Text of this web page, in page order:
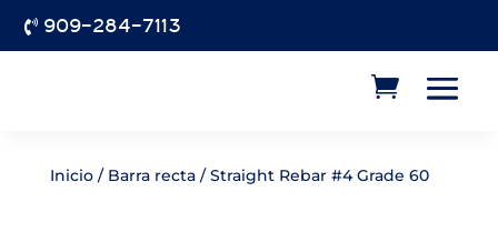
 909-284-7113
Inicio/ Barra recta/ Straight Rebar #4 Grade 60